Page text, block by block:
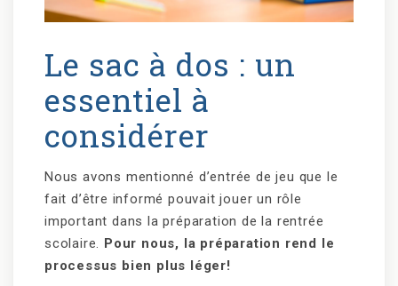
Le sac à dos : un
essentiel à
considérer
Nous avons mentionné d’entrée de jeu que le
fait d’être informé pouvait jouer un rôle
important dans la préparation de la rentrée
scolaire. Pour nous, la préparation rend le
processus bien plus léger!